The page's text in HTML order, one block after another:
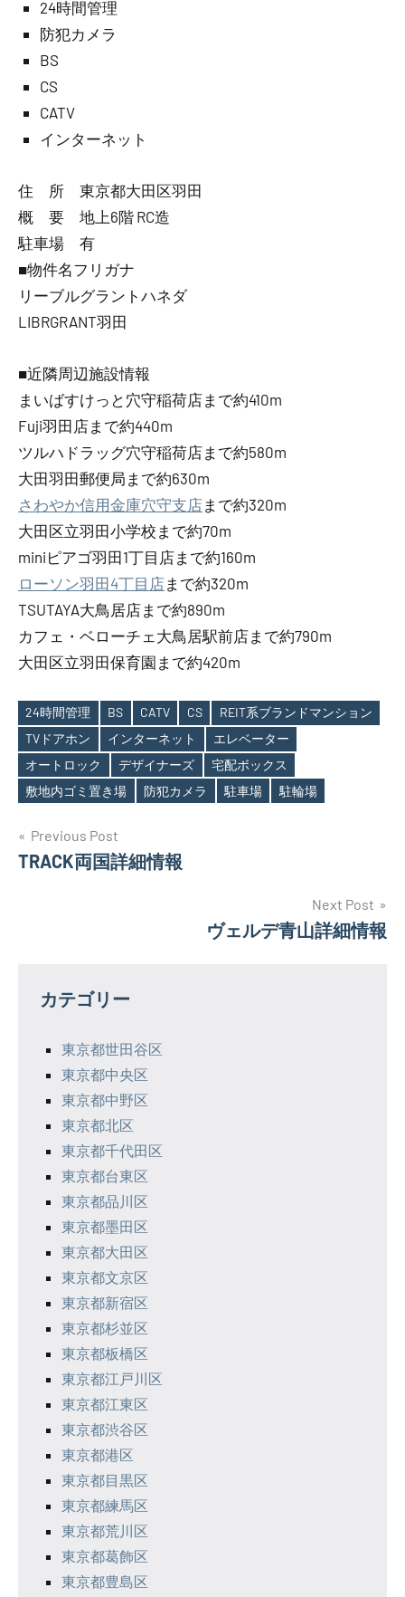
24時間管理
防犯カメラ
BS
CS
CATV
インターネット
住 所 東京都大田区羽田
概 要 地上6階 RC造
駐車場 有
■物件名フリガナ
リーブルグラントハネダ
LIBRGRANT羽田
■近隣周辺施設情報
まいばすけっと穴守稲荷店まで約410m
Fuji羽田店まで約440m
ツルハドラッグ穴守稲荷店まで約580m
大田羽田郵便局まで約630m
さわやか信用金庫穴守支店まで約320m
大田区立羽田小学校まで約70m
miniピアゴ羽田1丁目店まで約160m
ローソン羽田4丁目店まで約320m
TSUTAYA大鳥居店まで約890m
カフェ・ベローチェ大鳥居駅前店まで約790m
大田区立羽田保育園まで約420m
Tags
24時間管理 BS CATV CS
REIT系ブランドマンション
TVドアホン
インターネット
エレベーター
オートロック
デザイナーズ
宅配ボックス
敷地内ゴミ置き場
防犯カメラ 駐車場 駐輪場
投
稿
ー
Previous Post
TRACK両国詳細情報
Next Post
ヴェルデ青山詳細情報
カテゴリー
東京都世田谷区
東京都中央区
東京都中野区
東京都北区
東京都千代田区
東京都台東区
東京都品川区
東京都墨田区
東京都大田区
東京都文京区
東京都新宿区
東京都杉並区
東京都板橋区
東京都江戸川区
東京都江東区
東京都渋谷区
東京都港区
東京都目黒区
東京都練馬区
東京都荒川区
東京都葛飾区
東京都豊島区